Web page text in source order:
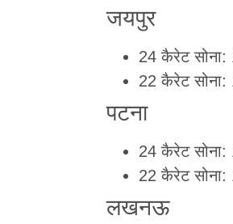
जयपुर
24 कैरेट सोना:
22 कैरेट सोना:
पटना
24 कैरेट सोना:
22 कैरेट सोना:
लखनऊ